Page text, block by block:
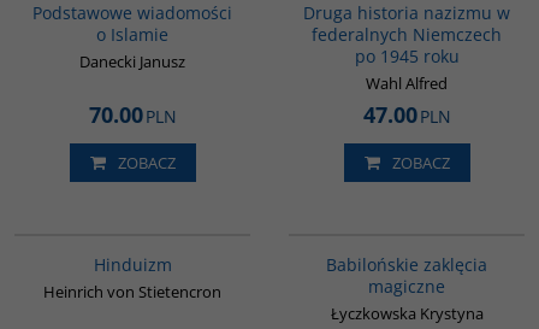
Podstawowe wiadomości
o Islamie
Danecki Janusz
70.00PLN
ZOBACZ
Druga historia nazizmu w
federalnych Niemczech
po 1945 roku
Wahl Alfred
47.00PLN
ZOBACZ
Hinduizm
Heinrich von Stietencron
Babilońskie zaklęcia
magiczne
Łyczkowska Krystyna